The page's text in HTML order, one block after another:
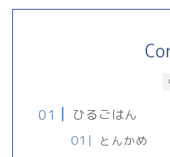
ひるごはん
とんかめ